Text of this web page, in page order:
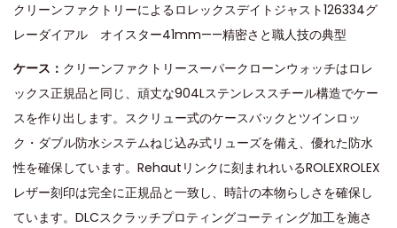
クリーンファクトリーによるロレックスデイトジャスト126334グ
レーダイアル オイスター41mm——精密さと職人技の典型
ケース： クリーンファクトリースーパークローンウォッチはロレ
ックス正規品と同じ、頑丈な904Lステンレススチール構造でケー
スを作り出します。スクリュー式のケースバックとツインロッ
ク・ダブル防水システムねじ込み式リューズを備え、優れた防水
性を確保しています。Rehautリンクに刻まれれいるROLEXROLEX
レザー刻印は完全に正規品と一致し、時計の本物らしさを確保し
ています。DLCスクラッチプロティングコーティング加工を施さ